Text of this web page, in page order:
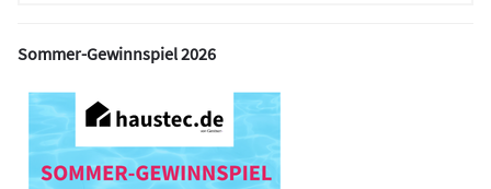
Sommer-Gewinnspiel 2026